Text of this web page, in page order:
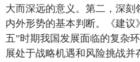
大而深远的意义。第二，深刻
内外形势的基本判断。《建议
五”时期我国发展面临的复杂
展处于战略机遇和风险挑战并